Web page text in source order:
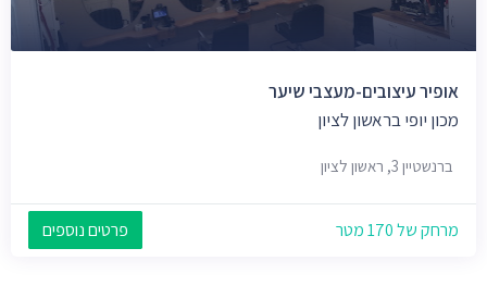
אופיר עיצובים-מעצבי שיער
מכון יופי בראשון לציון
ברנשטיין 3, ראשון לציון
מרחק של 170 מטר פרטים נוספים